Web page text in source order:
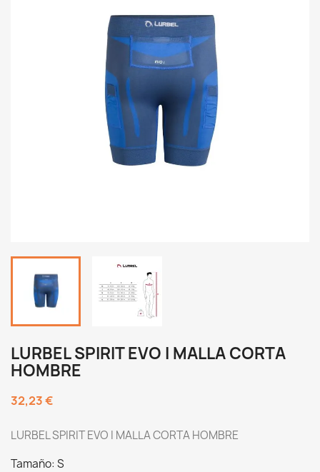
LURBEL SPIRIT EVO I MALLA CORTA
HOMBRE
32,23 €
LURBEL SPIRIT EVO I MALLA CORTA HOMBRE
Tamaño: S